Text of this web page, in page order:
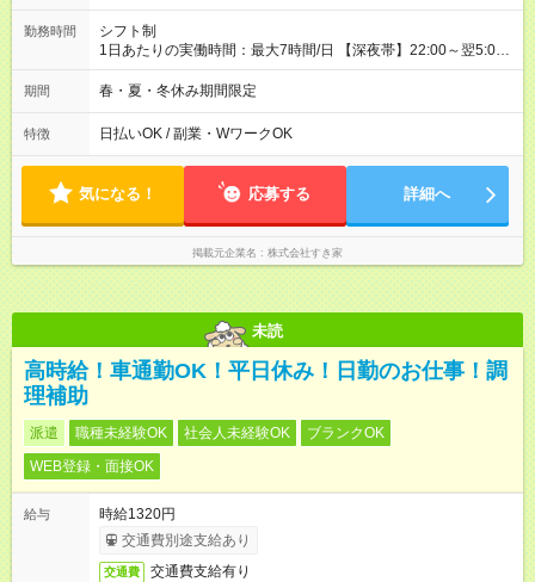
勤務時間
シフト制
1日あたりの実働時間：最大7時間/日 【深夜帯】22:00～翌5:00
週2日～・1日2h～OK◎ ※22:00から翌5:00までは18歳以上の方
のみ勤務可能です（18歳未満の深夜業務禁止のため） ★深夜で
す。 必ず、2名以上での勤務を行いますので、安心して働けま
す。
期間 春・夏・冬休み期間限定
特徴 日払いOK / 副業・WワークOK
気になる！ 応募する 詳細へ
掲載元企業名 株式会社すき家
未読
高時給！車通勤OK！平日休み！日勤のお仕事！調
理補助
派遣 職種未経験OK 社会人未経験OK
ブランクOK
WEB登録・面接OK
給与
時給1320円
交通費別途支給あり
交通費 交通費支給有り